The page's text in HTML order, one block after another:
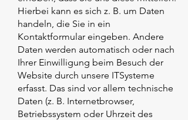
Hierbei kann es sich z. B. um Daten
handeln, die Sie in ein
Kontaktformular eingeben. Andere
Daten werden automatisch oder nach
Ihrer Einwilligung beim Besuch der
Website durch unsere ITSysteme
erfasst. Das sind vor allem technische
Daten (z. B. Internetbrowser,
Betriebssystem oder Uhrzeit des